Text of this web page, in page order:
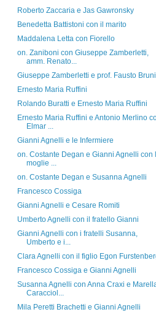
Roberto Zaccaria e Jas Gawronsky
Benedetta Battistoni con il marito
Maddalena Letta con Fiorello
on. Zaniboni con Giuseppe Zamberletti,
amm. Renato...
Giuseppe Zamberletti e prof. Fausto Bruni
Ernesto Maria Ruffini
Rolando Buratti e Ernesto Maria Ruffini
Ernesto Maria Ruffini e Antonio Merlino
Elmar ...
Gianni Agnelli e le Infermiere
on. Costante Degan e Gianni Agnelli con
moglie ...
on. Costante Degan e Susanna Agnelli
Francesco Cossiga
Gianni Agnelli e Cesare Romiti
Umberto Agnelli con il fratello Gianni
Gianni Agnelli con i fratelli Susanna,
Umberto e i...
Clara Agnelli con il figlio Egon
Francesco Cossiga e Gianni Agnelli
Susanna Agnelli con Anna Craxi e
Caracciol...
Mila Peretti Brachetti e Gianni Agnelli